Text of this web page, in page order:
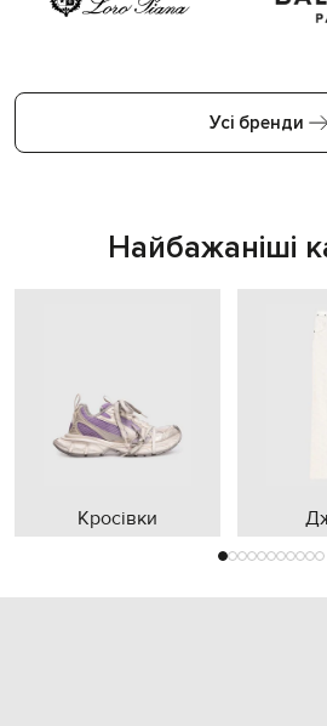
Усі бренди
Найбажаніші
Кросівки